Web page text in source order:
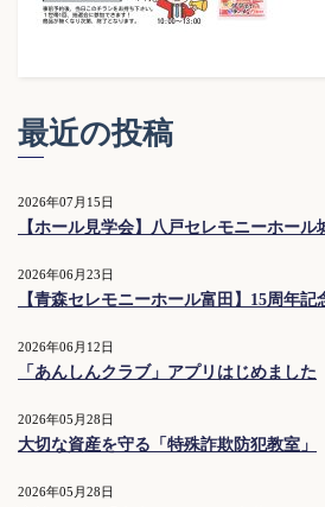
最近の投稿
2026年07月15日
【ホール見学会】八戸セレモニーホール
2026年06月23日
【青森セレモニーホール富田】15周年
2026年06月12日
「あんしんクラブ」アプリはじめました
2026年05月28日
大切な資産を守る「特殊詐欺防犯教室」
2026年05月28日